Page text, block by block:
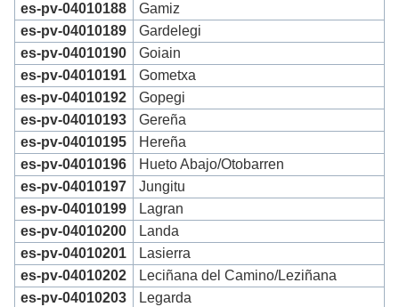
es-pv-04010188
Gamiz
es-pv-04010189
Gardelegi
es-pv-04010190
Goiain
es-pv-04010191
Gometxa
es-pv-04010192
Gopegi
es-pv-04010193
Gereña
es-pv-04010195
Hereña
es-pv-04010196
Hueto Abajo/Otobarren
es-pv-04010197
Jungitu
es-pv-04010199
Lagran
es-pv-04010200
Landa
es-pv-04010201
Lasierra
es-pv-04010202
Leciñana del Camino/Leziñana
es-pv-04010203
Legarda